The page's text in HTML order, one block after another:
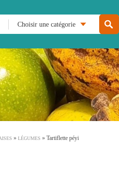
Choisir une catégorie
» LÉGUMES » Tartiflette péyi